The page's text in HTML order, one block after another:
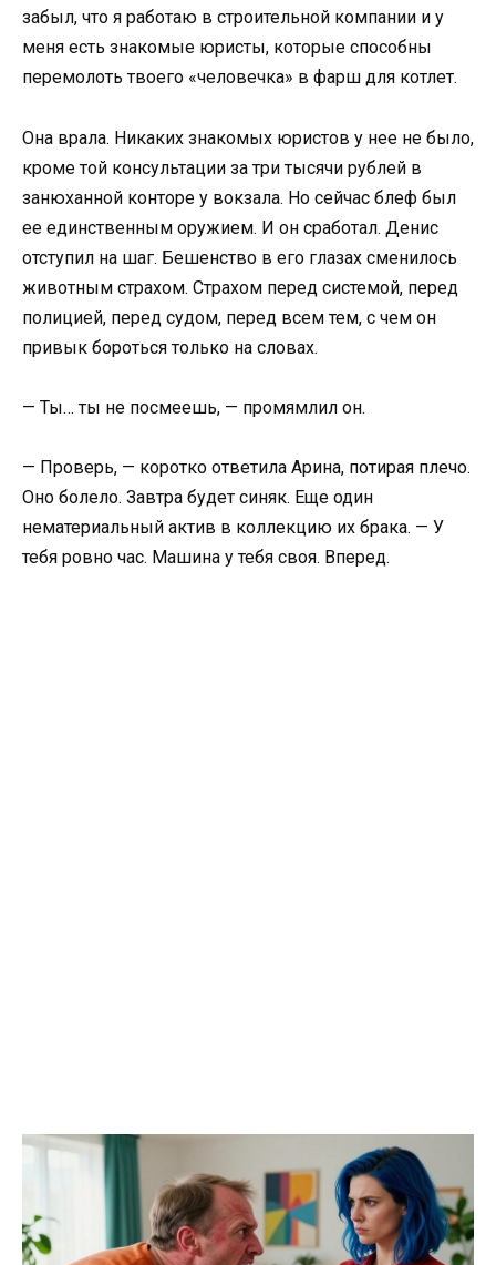
забыл, что я работаю в строительной компании и у
меня есть знакомые юристы, которые способны
перемолоть твоего «человечка» в фарш для котлет.
Она врала. Никаких знакомых юристов у нее не было,
кроме той консультации за три тысячи рублей в
занюханной конторе у вокзала. Но сейчас блеф был
ее единственным оружием. И он сработал. Денис
отступил на шаг. Бешенство в его глазах сменилось
животным страхом. Страхом перед системой, перед
полицией, перед судом, перед всем тем, с чем он
привык бороться только на словах.
— Ты… ты не посмеешь, — промямлил он.
— Проверь, — коротко ответила Арина, потирая плечо.
Оно болело. Завтра будет синяк. Еще один
нематериальный актив в коллекцию их брака. — У
тебя ровно час. Машина у тебя своя. Вперед.